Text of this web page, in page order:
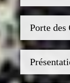
Porte des